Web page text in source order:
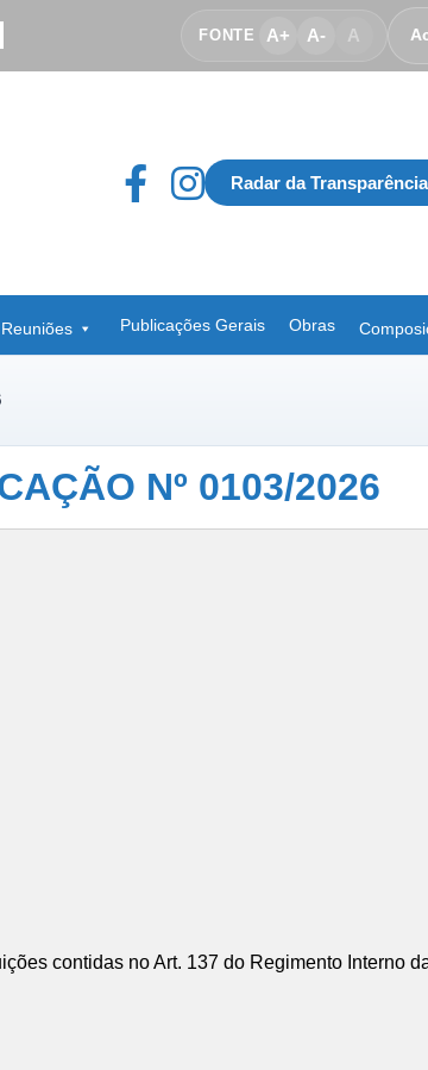
FONTE A+ A- A
Radar da Transparência
Reuniões Publicações Gerais Obras
Nº 0103/2026
contidas no Art. 137 do Regimento Interno